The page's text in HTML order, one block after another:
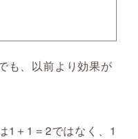
も、以前より効果が
1＋1＝2ではなく、1